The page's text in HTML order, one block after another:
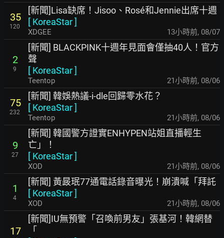
35
120
[新聞]Lisa缺席！Jisoo、Rosé和Jennie出席十週
[ KoreaStar]
XDGEE 13小時前, 08/07
2
9
[新聞] BLACKPINK十週年見面會僅抽40人！官方
聲
[ KoreaStar]
Teentop 21小時前, 08/06
75
232
[新聞] 韓娛熱議-i-dle回歸零水花？
[ KoreaStar]
Teentop 21小時前, 08/06
9
27
[新聞] 韓國警方證實ENHYPEN站姐直播輕生
亡」！
[ KoreaStar]
XOD 21小時前, 08/06
1
4
[新聞] 黃晸珉77通電話錄音曝光！崩潰喊「拜託
[ KoreaStar]
XOD 21小時前, 08/06
17
[新聞]IU無預警「召喚前男友」張基河！韓網替
「